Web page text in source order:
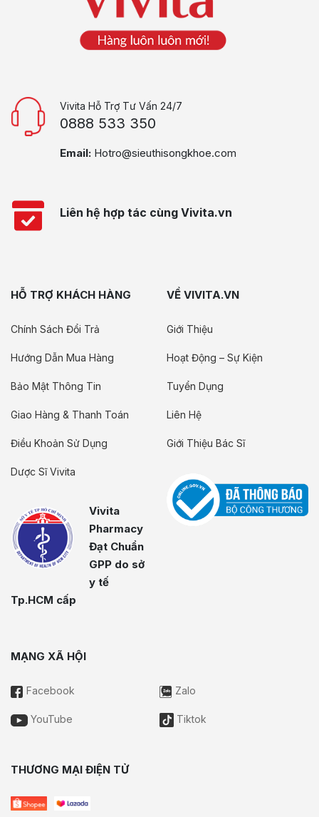
Vivita Hỗ Trợ Tư Vấn 24/7
0888 533 350
Email: Hotro@sieuthisongkhoe.com
Liên hệ hợp tác cùng Vivita.vn
HỖ TRỢ KHÁCH HÀNG
Chính Sách Đổi Trả
Hướng Dẫn Mua Hàng
Bảo Mật Thông Tin
Giao Hàng & Thanh Toán
Điều Khoản Sử Dụng
Dược Sĩ Vivita
Vivita
Pharmacy
Đạt Chuẩn
GPP do sở
y tế
Tp.HCM cấp
VỀ VIVITA.VN
Giới Thiệu
Hoạt Động – Sự Kiện
Tuyển Dụng
Liên Hệ
Giới Thiệu Bác Sĩ
MẠNG XÃ HỘI
Facebook Zalo
YouTube Tiktok
THƯƠNG MẠI ĐIỆN TỬ